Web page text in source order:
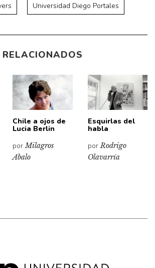
Universidad Diego Portales
RELACIONADOS
Chile a ojos de
Lucia Berlin
porMilagros
Abalo
Esquirlas del
habla
porRodrigo
Olavarría